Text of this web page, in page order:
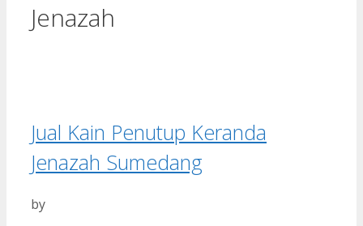
Jenazah
Jual Kain Penutup Keranda
Jenazah Sumedang
by